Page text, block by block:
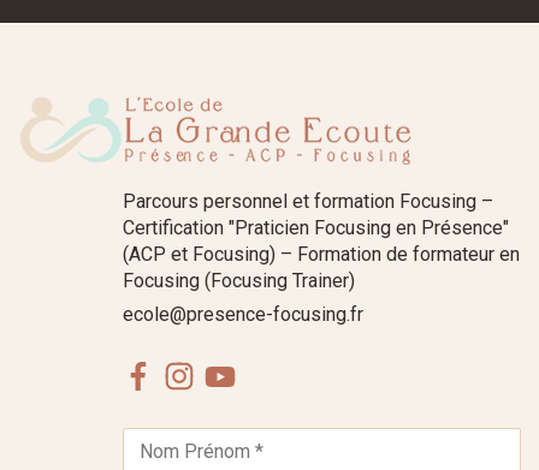
Parcours personnel et formation Focusing –
Certification "Praticien Focusing en Présence"
(ACP et Focusing) – Formation de formateur en
Focusing (Focusing Trainer)
ecole@presence-focusing.fr
FacebookInstagram